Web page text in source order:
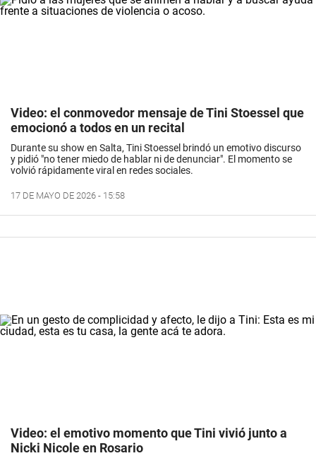
Video: el conmovedor mensaje de Tini Stoessel que
emocionó a todos en un recital
Durante su show en Salta, Tini Stoessel brindó un emotivo discurso
y pidió "no tener miedo de hablar ni de denunciar". El momento se
volvió rápidamente viral en redes sociales.
17 DE MAYO DE 2026 - 15:58
Video: el emotivo momento que Tini vivió junto a
Nicki Nicole en Rosario